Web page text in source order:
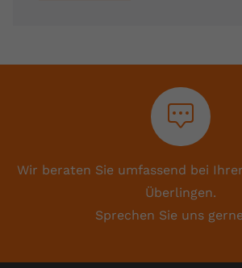
Wir beraten Sie umfassend bei
Überlingen.
Sprechen Sie uns